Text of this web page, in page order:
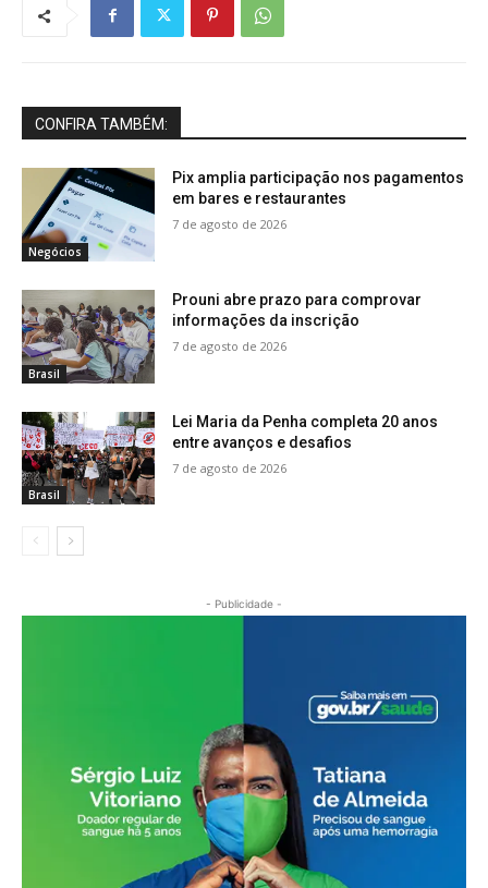
CONFIRA TAMBÉM:
Negócios
Pix amplia participação nos pagamentos
em bares e restaurantes
7 de agosto de 2026
Brasil
Prouni abre prazo para comprovar
informações da inscrição
7 de agosto de 2026
Brasil
Lei Maria da Penha completa 20 anos
entre avanços e desafios
7 de agosto de 2026
- Publicidade -